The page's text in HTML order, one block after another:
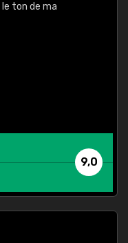
ton de ma
9,0